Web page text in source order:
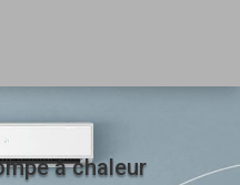
à chaleur